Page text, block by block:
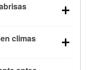
hasta la mitad de
0 °F, lo que
sal y la nieve
la visibilidad.
climas